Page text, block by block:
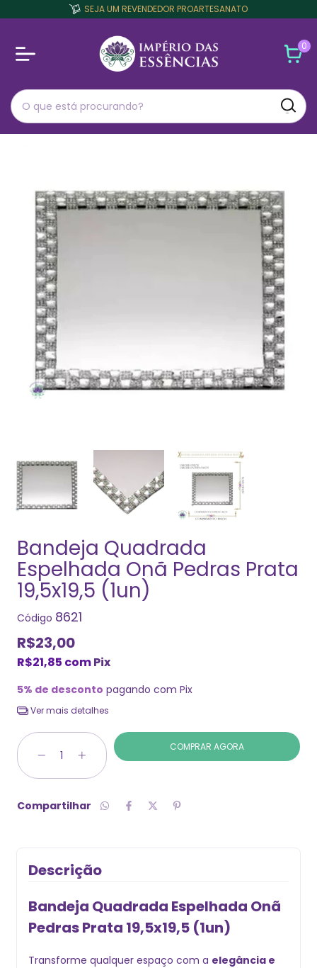
SEJA UM REVENDEDOR PROARTESANATO
0
Bandeja Quadrada
Espelhada Onã Pedras Prata
19,5x19,5 (1un)
Código 8621
R$23,00
R$21,85 comPix
5% de desconto pagando com Pix
Ver mais detalhes
Compartilhar
Descrição
Bandeja Quadrada Espelhada On
Pedras Prata 19,5x19,5 (1un)
Transforme qualquer espaço com a elegância e